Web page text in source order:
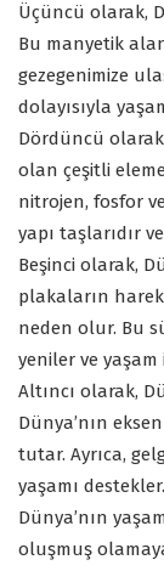
Üçüncü olarak,
Bu manyetik
gezegenimize
dolayısıyla
Dördüncü
olan çeşitli
nitrojen, fosfor
yapı taşlarıdır
Beşinci olarak,
plakaların
neden olur. Bu
yeniler ve
Altıncı olarak,
Dünya’nın
tutar. Ayrıca,
yaşamı destekler.
Dünya’nın
oluşmuş